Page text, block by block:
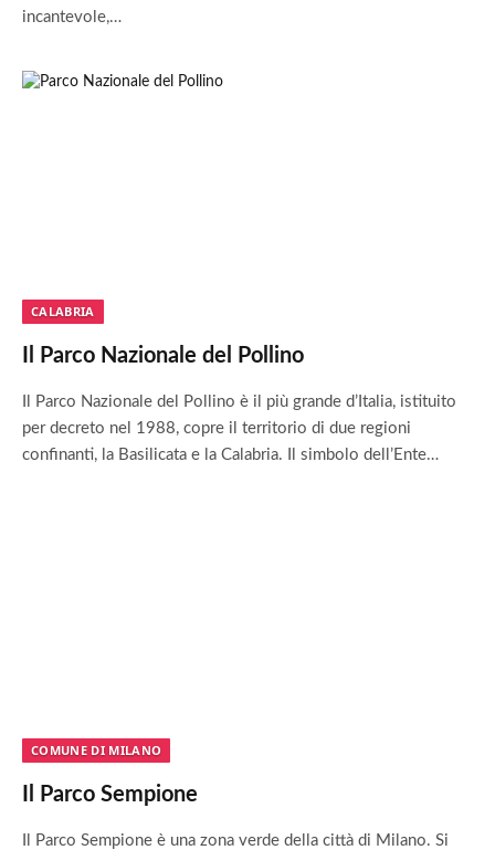
incantevole,…
CALABRIA
Il Parco Nazionale del Pollino
Il Parco Nazionale del Pollino è il più grande d’Italia, istituito
per decreto nel 1988, copre il territorio di due regioni
confinanti, la Basilicata e la Calabria. Il simbolo dell’Ente…
COMUNE DI MILANO
Il Parco Sempione
Il Parco Sempione è una zona verde della città di Milano. Si